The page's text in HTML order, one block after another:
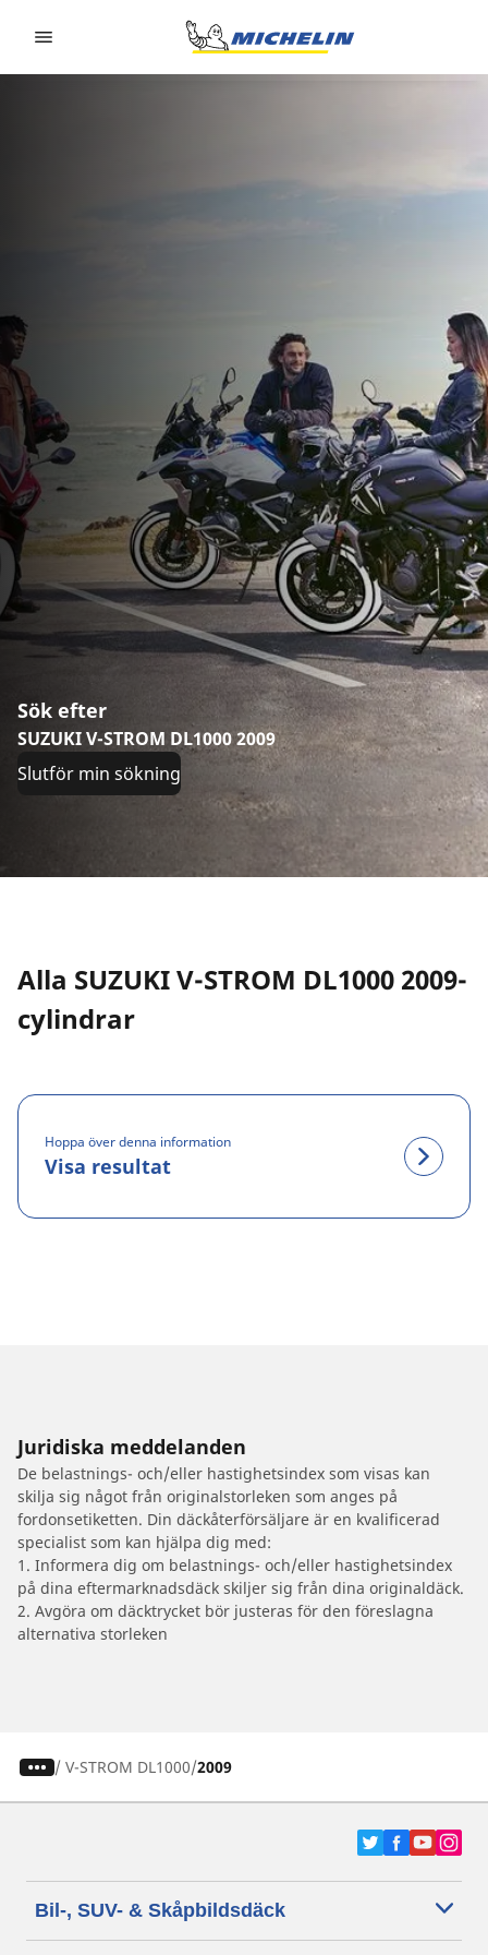
Sök efter
SUZUKI V-STROM DL1000 2009
Slutför min sökning
Alla SUZUKI V-STROM DL1000 2009-
cylindrar
Hoppa över denna information
Visa resultat
Juridiska meddelanden
De belastnings- och/eller hastighetsindex som visas kan
skilja sig något från originalstorleken som anges på
fordonsetiketten. Din däckåterförsäljare är en kvalificerad
specialist som kan hjälpa dig med:
1. Informera dig om belastnings- och/eller hastighetsindex
på dina eftermarknadsdäck skiljer sig från dina originaldäck.
2. Avgöra om däcktrycket bör justeras för den föreslagna
alternativa storleken
/ V-STROM DL1000 2009
Bil-, SUV- & Skåpbildsdäck